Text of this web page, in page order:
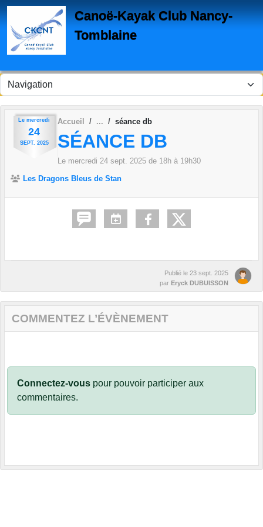
Canoë-Kayak Club Nancy-
Tomblaine
Le mercredi
24
SEPT. 2025
Accueil séance db
SÉANCE DB
Le mercredi 24 sept. 2025 de 18h à 19h30
Les Dragons Bleus de Stan
Publié le 23 sept. 2025
par Eryck DUBUISSON
COMMENTEZ L’ÉVÈNEMENT
Connectez-vous pour pouvoir participer aux
commentaires.
Panneau de gestion des cookies